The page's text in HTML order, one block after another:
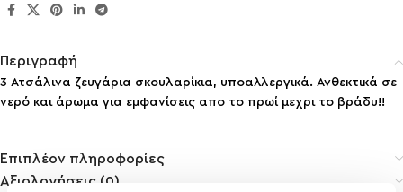
Περιγραφή
3 Ατσάλινα ζευγάρια σκουλαρίκια, υποαλλεργικά. Ανθεκτικά σε
νερό και άρωμα για εμφανίσεις απο το πρωί μεχρι το βράδυ!!
Επιπλέον πληροφορίες
Αξιολογήσεις (0)